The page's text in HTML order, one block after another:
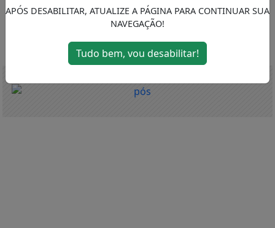
APÓS DESABILITAR, ATUALIZE A PÁGINA PARA CONTINUAR SUA
NAVEGAÇÃO!
Tudo bem, vou desabilitar!